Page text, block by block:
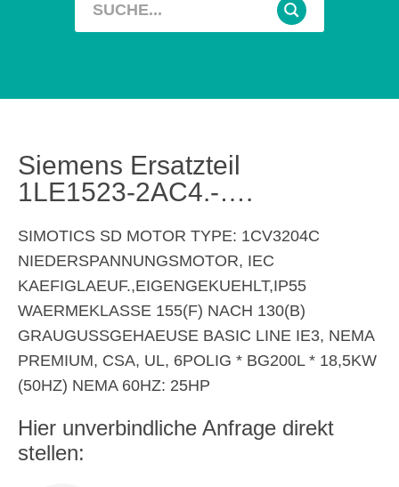
Siemens Ersatzteil
1LE1523-2AC4.-….
SIMOTICS SD MOTOR TYPE: 1CV3204C
NIEDERSPANNUNGSMOTOR, IEC
KAEFIGLAEUF.,EIGENGEKUEHLT,IP55
WAERMEKLASSE 155(F) NACH 130(B)
GRAUGUSSGEHAEUSE BASIC LINE IE3, NEMA
PREMIUM, CSA, UL, 6POLIG * BG200L * 18,5KW
(50HZ) NEMA 60HZ: 25HP
Hier unverbindliche Anfrage direkt
stellen: